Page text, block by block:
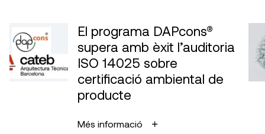
El programa DAPcons®
supera amb èxit l’auditoria
ISO 14025 sobre
certificació ambiental de
producte
Més informació